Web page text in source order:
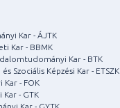
Kar - ÁJTK
Kar - BBMK
Kar - BTK
Szociális Képzési Kar - ETSZK
- FOK
- GTK